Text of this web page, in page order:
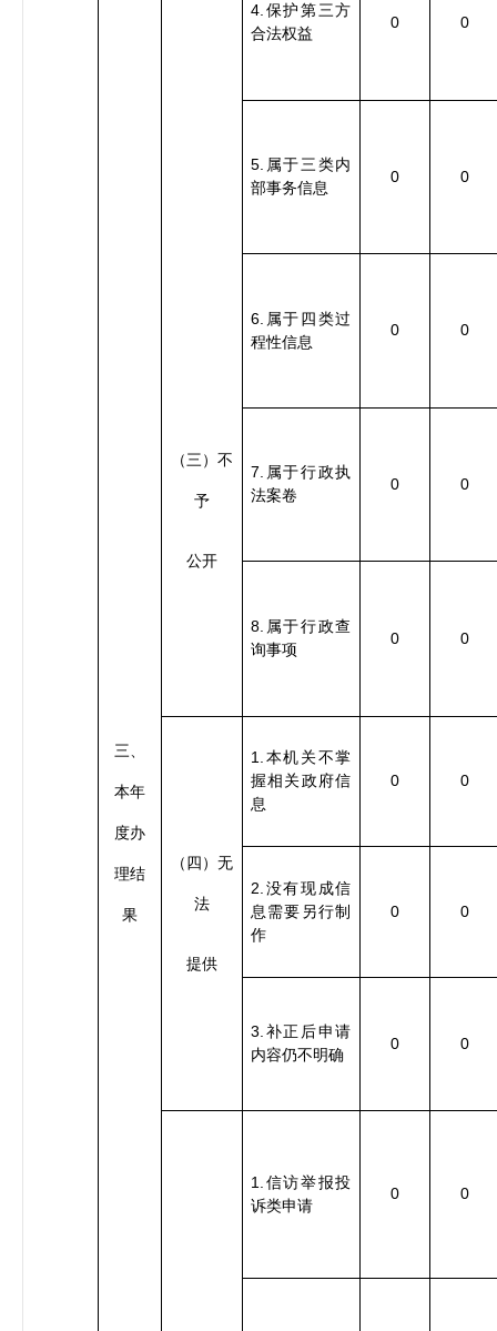
三、
本年
度办
理结
果
（三）不
予
公开
4. 保护第三方
合法权益
0 0
5. 属于三类内
部事务信息
0 0
6. 属于四类过
程性信息
0 0
7. 属于行政执
法案卷
0 0
8. 属于行政查
询事项
0 0
（四）无
法
提供
1. 本机关不掌
握相关政府信
息
0 0
2. 没有现成信
息需要另行制
作
0 0
3. 补正后申请
内容仍不明确
0 0
1. 信访举报投
诉类申请
0 0